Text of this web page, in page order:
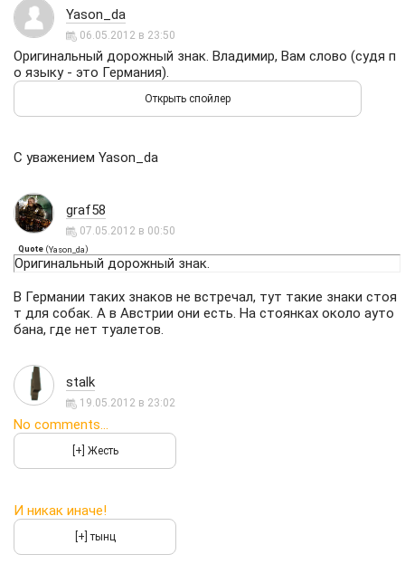
Yason_da
06.05.2012 в 23:50
Оригинальный дорожный знак. Владимир, Вам слово (судя п
о языку - это Германия).
С уважением Yason_da
graf58
07.05.2012 в 00:50
Quote (Yason_da)
Оригинальный дорожный знак.
В Германии таких знаков не встречал, тут такие знаки стоя
т для собак. А в Австрии они есть. На стоянках около ауто
бана, где нет туалетов.
stalk
19.05.2012 в 23:02
No comments...
И никак иначе!